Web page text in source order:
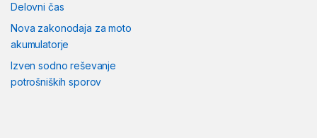
Delovni čas
Nova zakonodaja za moto
akumulatorje
Izven sodno reševanje
potrošniških sporov